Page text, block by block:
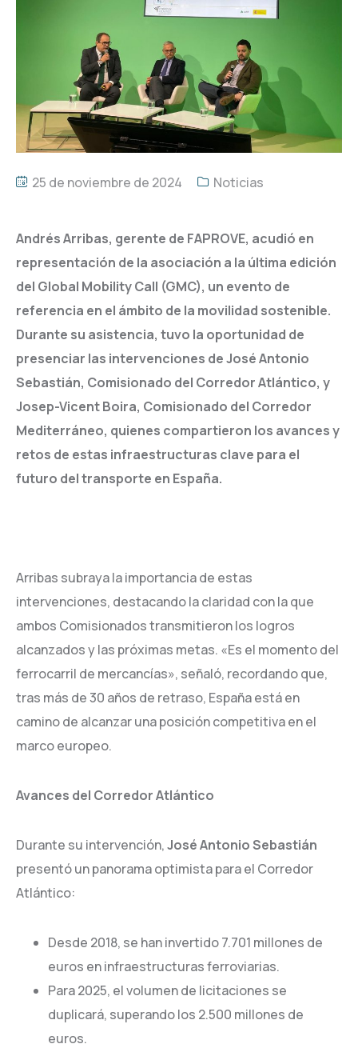
25 de noviembre de 2024 Noticias
Andrés Arribas, gerente de FAPROVE, acudió en
representación de la asociación a la última edición
del Global Mobility Call (GMC), un evento de
referencia en el ámbito de la movilidad sostenible.
Durante su asistencia, tuvo la oportunidad de
presenciar las intervenciones de José Antonio
Sebastián, Comisionado del Corredor Atlántico, y
Josep-Vicent Boira, Comisionado del Corredor
Mediterráneo, quienes compartieron los avances y
retos de estas infraestructuras clave para el
futuro del transporte en España.
Arribas subraya la importancia de estas
intervenciones, destacando la claridad con la que
ambos Comisionados transmitieron los logros
alcanzados y las próximas metas. «Es el momento del
ferrocarril de mercancías», señaló, recordando que,
tras más de 30 años de retraso, España está en
camino de alcanzar una posición competitiva en el
marco europeo.
Avances del Corredor Atlántico
Durante su intervención,José Antonio Sebastián
presentó un panorama optimista para el Corredor
Atlántico:
Desde 2018, se han invertido 7.701 millones de
euros en infraestructuras ferroviarias.
Para 2025, el volumen de licitaciones se
duplicará, superando los 2.500 millones de
euros.